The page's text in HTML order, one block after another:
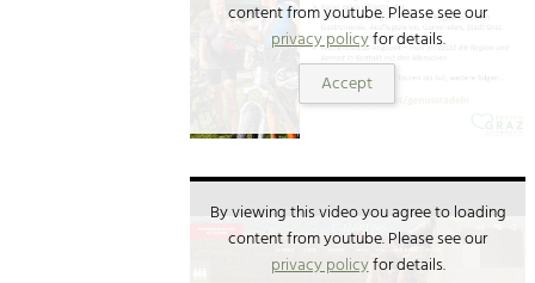
content from youtube. Please see our
privacy policyfor details.
Accept
By viewing this video you agree to loading
content from youtube. Please see our
privacy policyfor details.